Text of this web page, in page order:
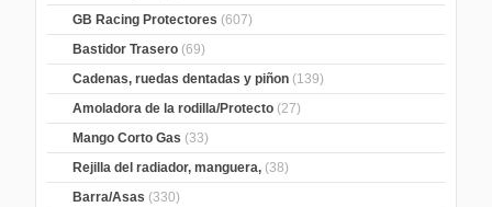
GB Racing Protectores (607)
Bastidor Trasero (69)
Cadenas, ruedas dentadas y piñon (139)
Amoladora de la rodilla/Protecto (27)
Mango Corto Gas (33)
Rejilla del radiador, manguera, (38)
Barra/Asas (330)